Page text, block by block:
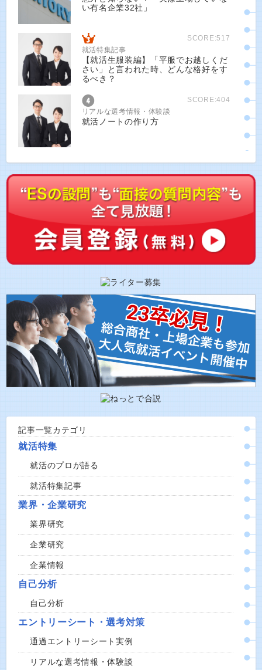
い有名企業32社」
SCORE:517
就活特集記事
【就活生服装編】「平服でお越しくだ
さい」と言われた時、どんな格好をす
るべき？
SCORE:404
リアルな選考情報・体験談
就活ノートの作り方
記事一覧カテゴリ
就活特集
就活のプロが語る
就活特集記事
業界・企業研究
業界研究
企業研究
企業情報
自己分析
自己分析
エントリーシート・選考対策
通過エントリーシート実例
リアルな選考情報・体験談